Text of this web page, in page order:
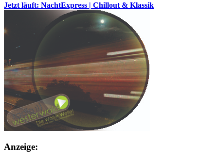
Jetzt läuft: NachtExpress | Chillout & Klassik
Anzeige: